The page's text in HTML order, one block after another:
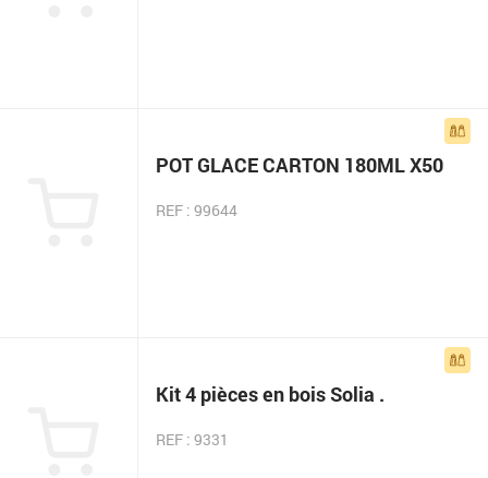
POT GLACE CARTON 180ML X50
REF : 99644
Kit 4 pièces en bois Solia .
REF : 9331